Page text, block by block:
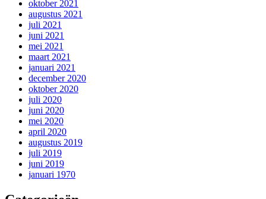
oktober 2021
augustus 2021
juli 2021
juni 2021
mei 2021
maart 2021
januari 2021
december 2020
oktober 2020
juli 2020
juni 2020
mei 2020
april 2020
augustus 2019
juli 2019
juni 2019
januari 1970